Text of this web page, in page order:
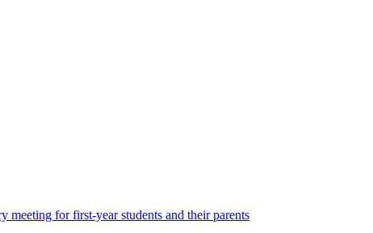
meeting for first-year students and their parents